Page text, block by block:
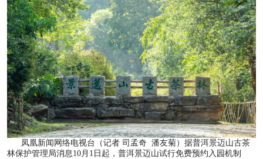
凤凰新闻网络电视台（记者 司孟奇 潘友菊）据普洱景迈山古茶
林保护管理局消息10月1日起，普洱景迈山试行免费预约入园机制